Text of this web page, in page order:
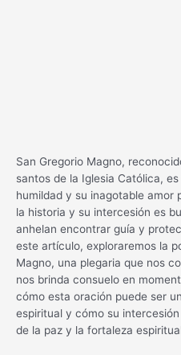
San Gregorio Magno,
santos de la Iglesia Católica,
humildad y su inagotable amor
la historia y su intercesión es
anhelan encontrar guía y
este artículo, exploraremos la
Magno, una plegaria que nos
nos brinda consuelo en
cómo esta oración puede ser
espiritual y cómo su
de la paz y la fortaleza